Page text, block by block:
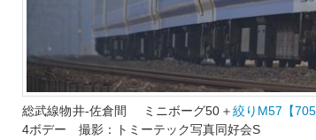
総武線物井-佐倉間 ミニボーグ50＋絞りM57【
4ボデー 撮影：トミーテック写真同好会S